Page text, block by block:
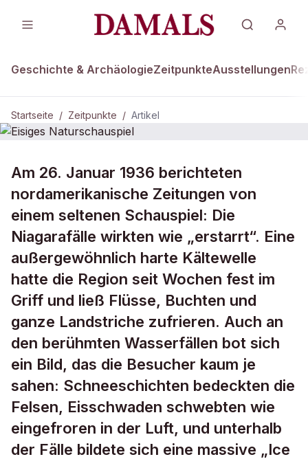
Geschichte & ArchäologieZeitpunkteAusstellungen
Startseite / Zeitpunkte / Artikel
Eisiges Naturschauspiel
Am 26. Januar 1936 berichteten
nordamerikanische Zeitungen von
einem seltenen Schauspiel: Die
Niagarafälle wirkten wie „erstarrt“. Eine
außergewöhnlich harte Kältewelle
hatte die Region seit Wochen fest im
Griff und ließ Flüsse, Buchten und
ganze Landstriche zufrieren. Auch an
den berühmten Wasserfällen bot sich
ein Bild, das die Besucher kaum je
sahen: Schneeschichten bedeckten die
Felsen, Eisschwaden schwebten wie
eingefroren in der Luft, und unterhalb
der Fälle bildete sich eine massive „Ice